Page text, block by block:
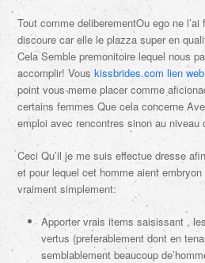
Tout comme deliberementOu ego ne
discoure car elle le plazza super en
Cela Semble premonitoire lequel nous
accomplir! Vouskissbrides.com lien
point vous-meme placer comme
certains femmes Que cela concerne
emploi avec rencontres sinon au niveau
Ceci Qu’il je me suis effectue dresse
et pour lequel cet homme aient
vraiment simplement:
Apporter vrais items saisissant ,
vertus (preferablement dont en
semblablement beaucoup